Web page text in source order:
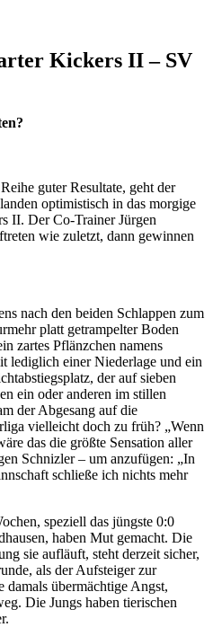
Kickers II – SV
guter Resultate, geht der
optimistisch in das morgige
II. Der Co-Trainer Jürgen
wie zuletzt, dann gewinnen
nach den beiden Schlappen zum
platt getrampelter Boden
zartes Pflänzchen namens
lediglich einer Niederlage und ein
der auf sieben
ein oder anderen im stillen
der Abgesang auf die
vielleicht doch zu früh? „Wenn
das die größte Sensation aller
Schnizler – um anzufügen: „In
schließe ich nichts mehr
speziell das jüngste 0:0
haben Mut gemacht. Die
sie aufläuft, steht derzeit sicher,
als der Aufsteiger zur
damals übermächtige Angst,
Die Jungs haben tierischen